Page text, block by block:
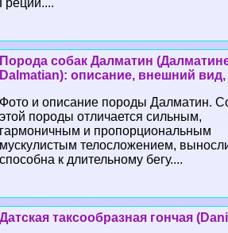
Порода собак Далматин
Dalmatian): описание, внешний
Фото и описание породы Далматин.
этой породы отличается сильным,
гармоничным и пропорциональным
мускулистым телосложением,
способна к длительному бегу....
Датская таксообразная гончая